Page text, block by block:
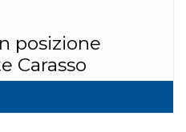
posizione
Carasso